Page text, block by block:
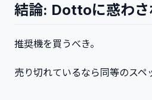
結論: Dottoに惑わさ
推奨機を買うべき。
売り切れているなら同等のスペ